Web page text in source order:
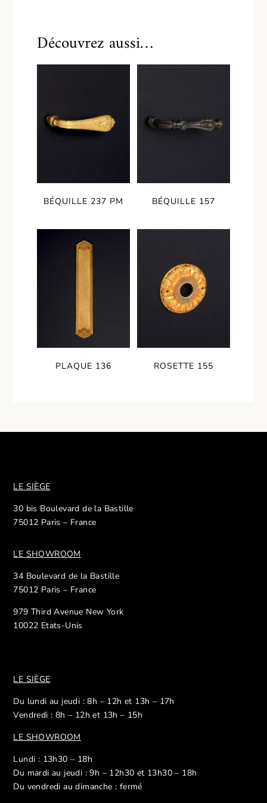
Découvrez aussi…
BÉQUILLE 237 PM BÉQUILLE 157
PLAQUE 136 ROSETTE 155
LE SIÈGE
30 bis Boulevard de la Bastille
75012 Paris – France
LE SHOWROOM
34 Boulevard de la Bastille
75012 Paris – France
979 Third Avenue New York
10022 Etats-Unis
LE SIÈGE
Du lundi au jeudi : 8h – 12h et 13h – 17h
Vendredi : 8h – 12h et 13h – 15h
LE SHOWROOM
Lundi : 13h30 – 18h
Du mardi au jeudi : 9h – 12h30 et 13h30 – 18h
Du vendredi au dimanche : fermé